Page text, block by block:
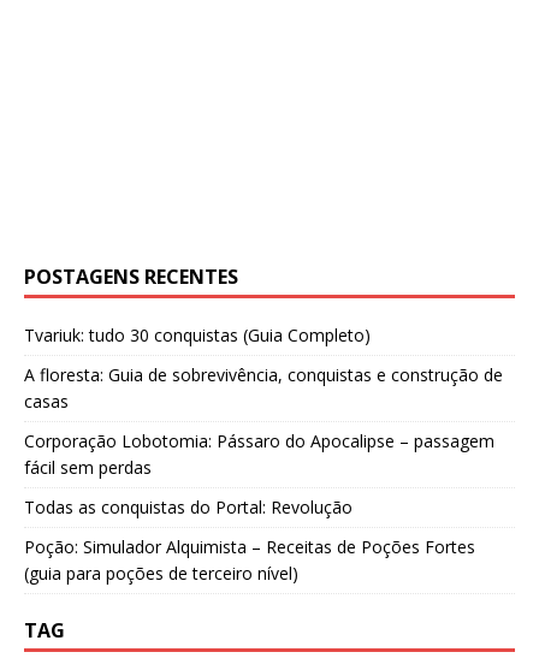
POSTAGENS RECENTES
Tvariuk: tudo 30 conquistas (Guia Completo)
A floresta: Guia de sobrevivência, conquistas e construção de
casas
Corporação Lobotomia: Pássaro do Apocalipse – passagem
fácil sem perdas
Todas as conquistas do Portal: Revolução
Poção: Simulador Alquimista – Receitas de Poções Fortes
(guia para poções de terceiro nível)
TAG